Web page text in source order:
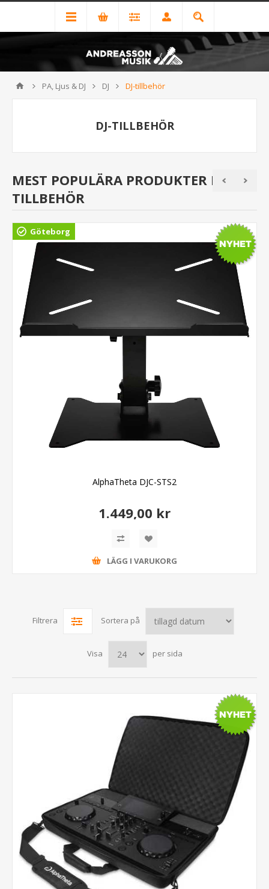
PA, Ljus & DJ DJ DJ-tillbehör
DJ-TILLBEHÖR
MEST POPULÄRA PRODUKTER I DJ-
TILLBEHÖR
Göteborg
AlphaTheta DJC-STS2
1.449,00 kr
LÄGG I VARUKORG
Filtrera Sortera på
Visa per sida